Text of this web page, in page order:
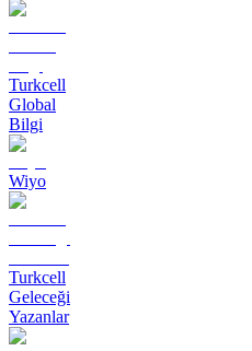
Turkcell
Global
Bilgi
Wiyo
Turkcell
Geleceği
Yazanlar